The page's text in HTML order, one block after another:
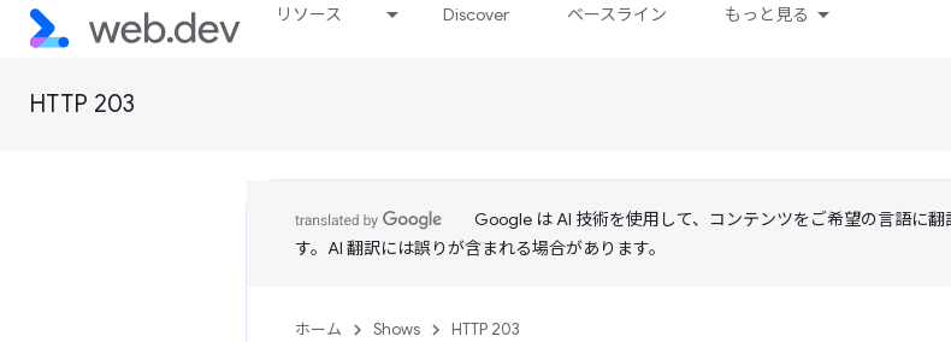
リソース Discover ベースライン もっと見る
HTTP 203
Google は AI 技術を使用して、コンテンツをご希望の言語に翻
す。AI 翻訳には誤りが含まれる場合があります。
ホーム Shows HTTP 203